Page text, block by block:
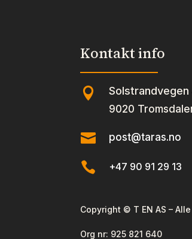
Kontakt info
 Solstrandvegen
9020
 post@taras.no
 +47 90 91 29 13
Copyright © T EN AS –
Org nr: 925 821 640